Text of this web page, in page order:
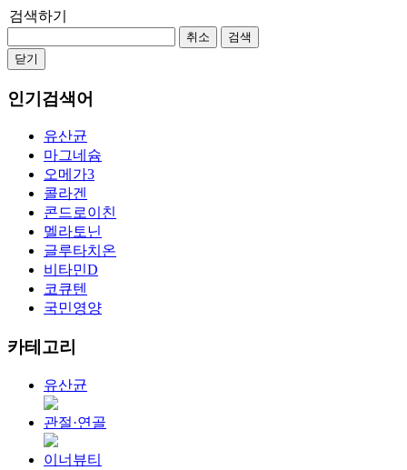
검색하기
취소
검색
닫기
인기검색어
유산균
마그네슘
오메가3
콜라겐
콘드로이친
멜라토닌
글루타치온
비타민D
코큐텐
국민영양
카테고리
유산균
관절·연골
이너뷰티